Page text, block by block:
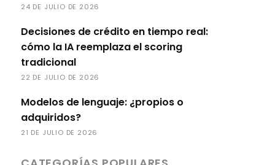
24 DE JULIO DE 2026
Decisiones de crédito en tiempo real:
cómo la IA reemplaza el scoring
tradicional
22 DE JULIO DE 2026
Modelos de lenguaje: ¿propios o
adquiridos?
21 DE JULIO DE 2026